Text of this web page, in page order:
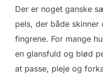
Der er noget ganske
pels, der både
fingrene. For mange
en glansfuld og blød
at passe, pleje og